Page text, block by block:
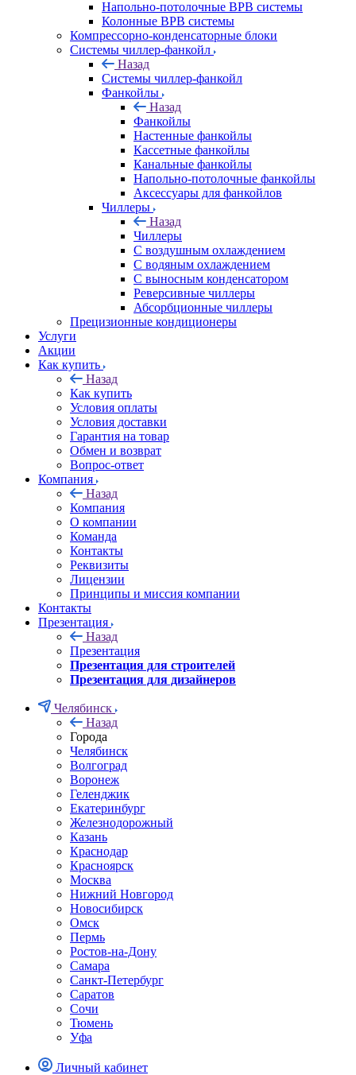
Напольно-потолочные ВРВ системы
Колонные ВРВ системы
Компрессорно-конденсаторные блоки
Системы чиллер-фанкойл
Назад
Системы чиллер-фанкойл
Фанкойлы
Назад
Фанкойлы
Настенные фанкойлы
Кассетные фанкойлы
Канальные фанкойлы
Напольно-потолочные фанкойлы
Аксессуары для фанкойлов
Чиллеры
Назад
Чиллеры
С воздушным охлаждением
С водяным охлаждением
С выносным конденсатором
Реверсивные чиллеры
Абсорбционные чиллеры
Прецизионные кондиционеры
Услуги
Акции
Как купить
Назад
Как купить
Условия оплаты
Условия доставки
Гарантия на товар
Обмен и возврат
Вопрос-ответ
Компания
Назад
Компания
О компании
Команда
Контакты
Реквизиты
Лицензии
Принципы и миссия компании
Контакты
Презентация
Назад
Презентация
Презентация для строителей
Презентация для дизайнеров
Челябинск
Назад
Города
Челябинск
Волгоград
Воронеж
Геленджик
Екатеринбург
Железнодорожный
Казань
Краснодар
Красноярск
Москва
Нижний Новгород
Новосибирск
Омск
Пермь
Ростов-на-Дону
Самара
Санкт-Петербург
Саратов
Сочи
Тюмень
Уфа
Личный кабинет